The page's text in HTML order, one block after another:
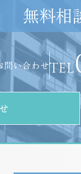
無料相
問い合わせTEL